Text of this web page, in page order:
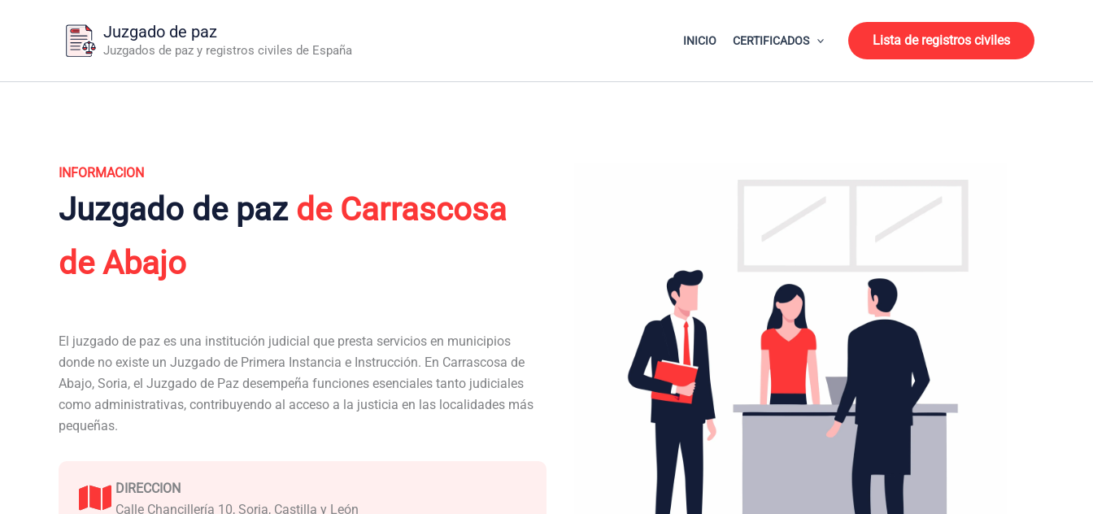
Juzgado de paz
Juzgados de paz y registros civiles de España
INICIO CERTIFICADOS Lista de registros civiles
INFORMACION
Juzgado de paz de Carrascosa
de Abajo
El juzgado de paz es una institución judicial que presta servicios en municipios
donde no existe un Juzgado de Primera Instancia e Instrucción. En Carrascosa de
Abajo, Soria, el Juzgado de Paz desempeña funciones esenciales tanto judiciales
como administrativas, contribuyendo al acceso a la justicia en las localidades más
pequeñas.
DIRECCION
Calle Chancillería 10, Soria, Castilla y León